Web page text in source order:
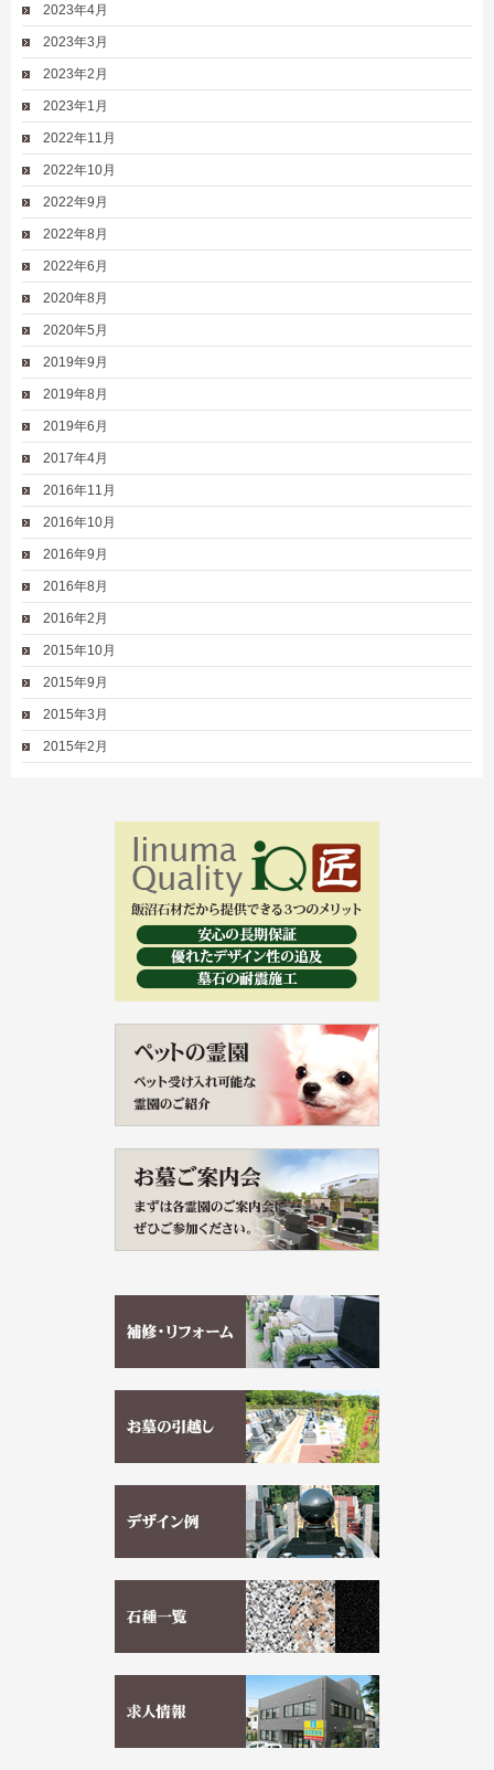
2023年4月
2023年3月
2023年2月
2023年1月
2022年11月
2022年10月
2022年9月
2022年8月
2022年6月
2020年8月
2020年5月
2019年9月
2019年8月
2019年6月
2017年4月
2016年11月
2016年10月
2016年9月
2016年8月
2016年2月
2015年10月
2015年9月
2015年3月
2015年2月